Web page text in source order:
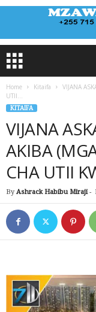
Home Kitaifa
VIJANA
UTII...
KITAIFA
VIJANA
AKIBA
CHA UTII
By Ashrack Habibu Miraji-